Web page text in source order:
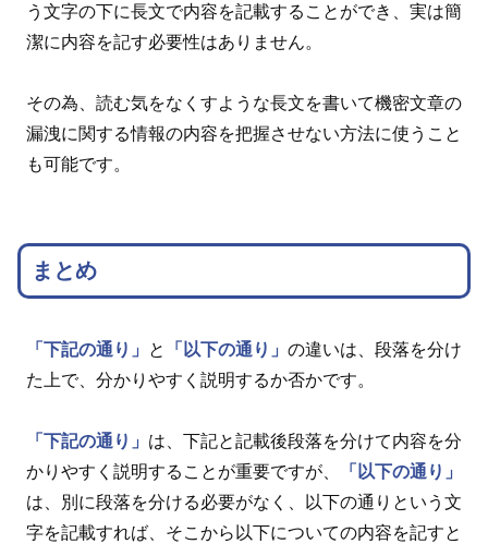
う文字の下に長文で内容を記載することができ、実は簡
潔に内容を記す必要性はありません。
その為、読む気をなくすような長文を書いて機密文章の
漏洩に関する情報の内容を把握させない方法に使うこと
も可能です。
まとめ
「下記の通り」 と 「以下の通り」 の違いは、段落を分け
た上で、分かりやすく説明するか否かです。
「下記の通り」 は、下記と記載後段落を分けて内容を分
かりやすく説明することが重要ですが、
「以下の通り」
は、別に段落を分ける必要がなく、以下の通りという文
字を記載すれば、そこから以下についての内容を記すと